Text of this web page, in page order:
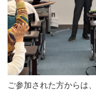
ご参加された方からは